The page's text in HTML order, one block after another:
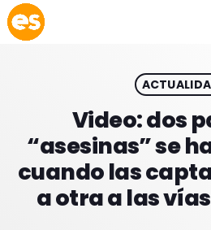
EMISIÓN LA PAZ
play_arrow EMISIÓN COCHABAMBA
Video: dos
“asesinas” se
cuando las
a otra a las